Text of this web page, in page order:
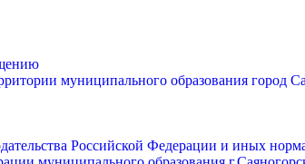
муниципального образования город
Российской Федерации и иных